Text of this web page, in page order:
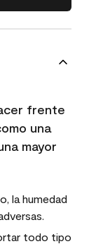
frente
una
mayor
la humedad
todo tipo